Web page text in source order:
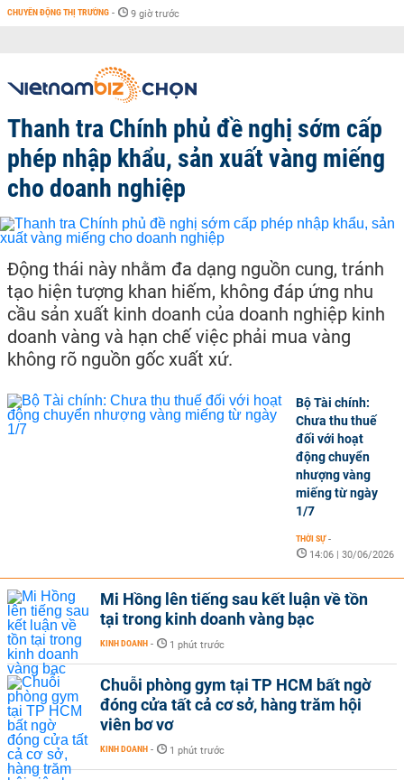
CHUYỂN ĐỘNG THỊ TRƯỜNG - 9 giờ trước
Thanh tra Chính phủ đề nghị sớm cấp
phép nhập khẩu, sản xuất vàng miếng
cho doanh nghiệp
Động thái này nhằm đa dạng nguồn cung, tránh
tạo hiện tượng khan hiếm, không đáp ứng nhu
cầu sản xuất kinh doanh của doanh nghiệp kinh
doanh vàng và hạn chế việc phải mua vàng
không rõ nguồn gốc xuất xứ.
Bộ Tài chính:
Chưa thu thuế
đối với hoạt
động chuyển
nhượng vàng
miếng từ ngày
1/7
THỜI SỰ -
14:06 | 30/06/2026
Mi Hồng lên tiếng sau kết luận về tồn
tại trong kinh doanh vàng bạc
KINH DOANH - 1 phút trước
Chuỗi phòng gym tại TP HCM bất ngờ
đóng cửa tất cả cơ sở, hàng trăm hội
viên bơ vơ
KINH DOANH - 1 phút trước